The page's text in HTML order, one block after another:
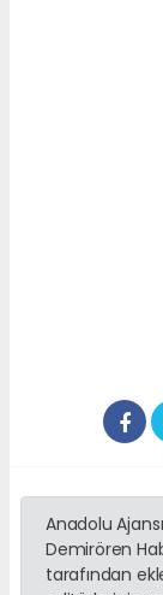
Anadolu
Demirören
tarafından